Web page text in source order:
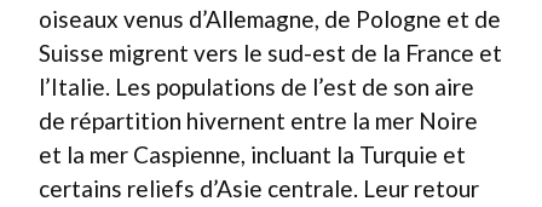
oiseaux venus d’Allemagne, de Pologne et de
Suisse migrent vers le sud-est de la France et
l’Italie. Les populations de l’est de son aire
de répartition hivernent entre la mer Noire
et la mer Caspienne, incluant la Turquie et
certains reliefs d’Asie centrale. Leur retour